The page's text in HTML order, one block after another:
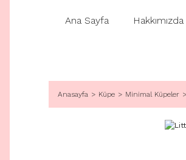
Ana Sayfa Hakkımızda
Anasayfa Küpe Minimal Küpeler